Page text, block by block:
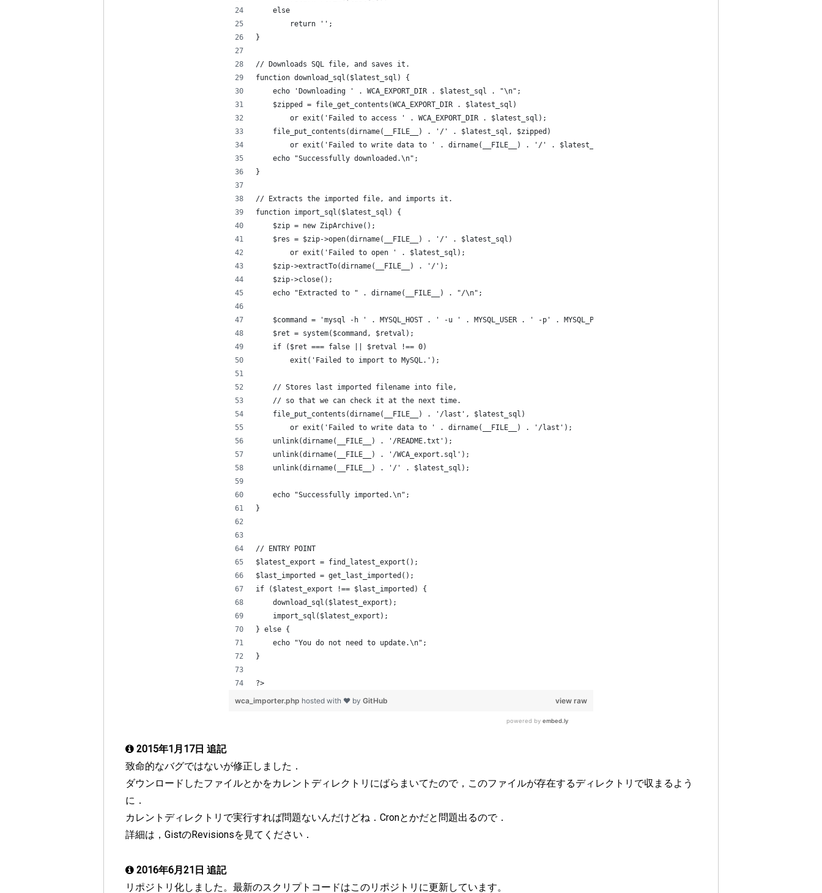
2015年1月17日 追記
致命的なバグではないが修正しました．
ダウンロードしたファイルとかをカレントディレクトリにばらまいてたので，このファイルが存在するディレクトリで収まるよう
に．
カレントディレクトリで実行すれば問題ないんだけどね．Cronとかだと問題出るので．
詳細は，GistのRevisionsを見てください．
2016年6月21日 追記
リポジトリ化しました。最新のスクリプトコードはこのリポジトリに更新しています。